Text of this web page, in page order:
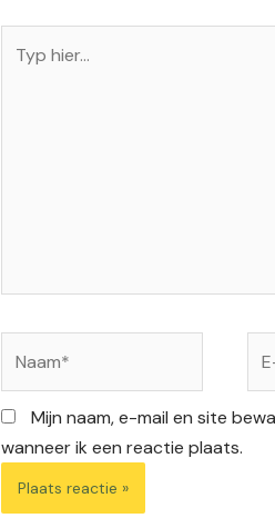
hier...
Mijn naam, e-mail en site
wanneer ik een reactie plaats.